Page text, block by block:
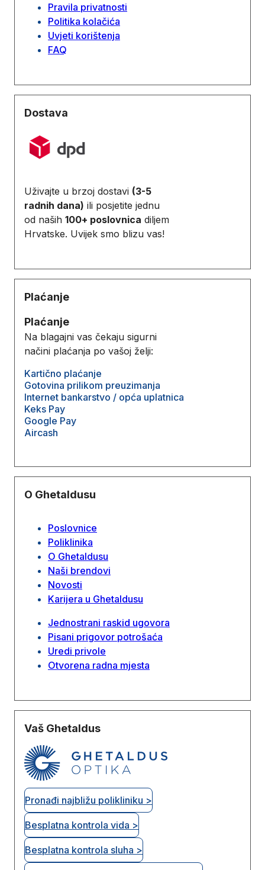
Pravila privatnosti
Politika kolačića
Uvjeti korištenja
FAQ
Dostava
Uživajte u brzoj dostavi (3-5
radnih dana) ili posjetite jednu
od naših 100+ poslovnica diljem
Hrvatske. Uvijek smo blizu vas!
Plaćanje
Plaćanje
Na blagajni vas čekaju sigurni
načini plaćanja po vašoj želji:
Kartično plaćanje
Gotovina prilikom preuzimanja
Internet bankarstvo / opća uplatnica
Keks Pay
Google Pay
Aircash
O Ghetaldusu
Poslovnice
Poliklinika
O Ghetaldusu
Naši brendovi
Novosti
Karijera u Ghetaldusu
Jednostrani raskid ugovora
Pisani prigovor potrošaća
Uredi privole
Otvorena radna mjesta
Vaš Ghetaldus
Pronađi najbližu polikliniku >
Besplatna kontrola vida >
Besplatna kontrola sluha >